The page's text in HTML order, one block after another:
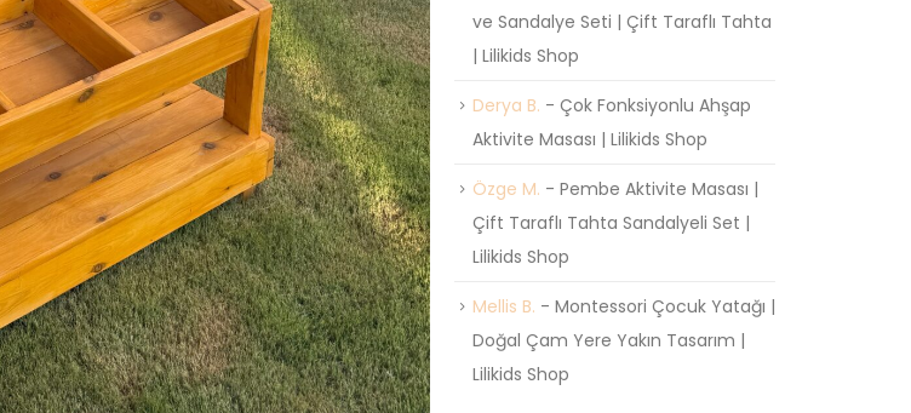
ve Sandalye Seti | Çift Taraflı Tahta
| Lilikids Shop
Derya B. - Çok Fonksiyonlu Ahşap
Aktivite Masası | Lilikids Shop
Özge M. - Pembe Aktivite Masası |
Çift Taraflı Tahta Sandalyeli Set |
Lilikids Shop
Mellis B. - Montessori Çocuk Yatağı |
Doğal Çam Yere Yakın Tasarım |
Lilikids Shop